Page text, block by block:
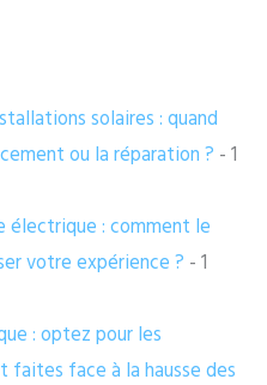
solaires : quand
ou la réparation ? - 1
électrique : comment le
votre expérience ? - 1
: optez pour les
faites face à la hausse des